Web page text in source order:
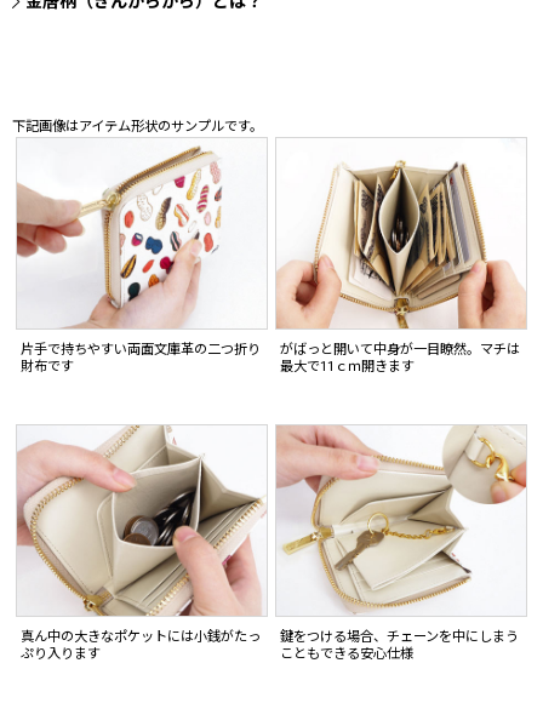
下記画像はアイテム形状のサンプルです。
片手で持ちやすい両面文庫革の二つ折り
財布です
がばっと開いて中身が一目瞭然。マチは
最大で11ｃｍ開きます
真ん中の大きなポケットには小銭がたっ
ぷり入ります
鍵をつける場合、チェーンを中にしまう
こともできる安心仕様